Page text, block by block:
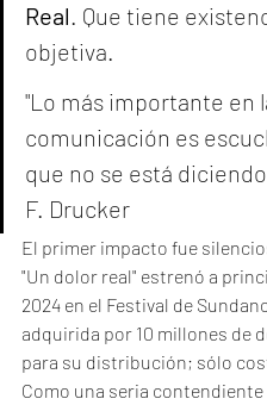
Real. Que tiene
objetiva.
"Lo más importante en
comunicación es
que no se está
F. Drucker
El primer impacto fue
"Un dolor real" estrenó a
2024 en el Festival de
adquirida por 10 millones de
para su distribución; sólo
Como una seria